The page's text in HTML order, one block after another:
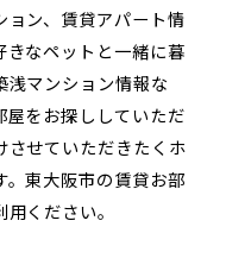
ョン、賃貸アパート情
なペットと一緒に暮
浅マンション情報な
屋をお探ししていただ
させていただきたくホ
。東大阪市の賃貸お部
ください。